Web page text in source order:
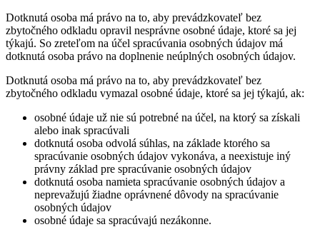
Dotknutá osoba má právo na to, aby prevádzkovateľ bez
zbytočného odkladu opravil nesprávne osobné údaje, ktoré sa jej
týkajú. So zreteľom na účel spracúvania osobných údajov má
dotknutá osoba právo na doplnenie neúplných osobných údajov.
Dotknutá osoba má právo na to, aby prevádzkovateľ bez
zbytočného odkladu vymazal osobné údaje, ktoré sa jej týkajú, ak:
osobné údaje už nie sú potrebné na účel, na ktorý sa získali
alebo inak spracúvali
dotknutá osoba odvolá súhlas, na základe ktorého sa
spracúvanie osobných údajov vykonáva, a neexistuje iný
právny základ pre spracúvanie osobných údajov
dotknutá osoba namieta spracúvanie osobných údajov a
neprevažujú žiadne oprávnené dôvody na spracúvanie
osobných údajov
osobné údaje sa spracúvajú nezákonne.